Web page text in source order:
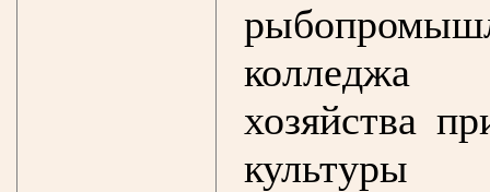
колледжа
хозяйства
культуры